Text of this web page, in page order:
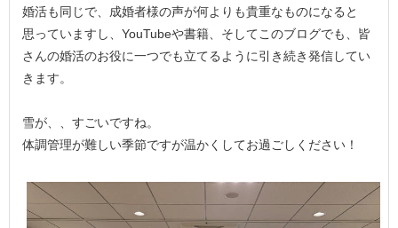
婚活も同じで、成婚者様の声が何よりも貴重なものになると
思っていますし、YouTubeや書籍、そしてこのブログでも、皆
さんの婚活のお役に一つでも立てるように引き続き発信してい
きます。
雪が、、すごいですね。
体調管理が難しい季節ですが温かくしてお過ごしください！